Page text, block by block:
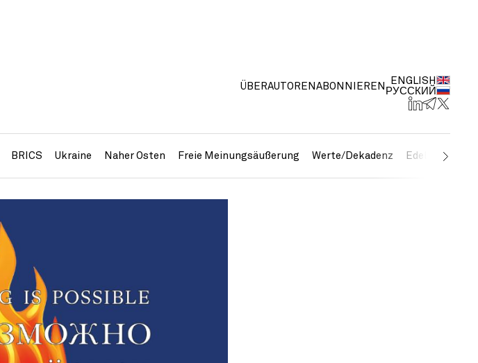
ÜBERAUTOREN ABONNIEREN
ENGLISH
РУССКИЙ
BRICS Ukraine Naher Osten Freie Meinungsäußerung Werte/Dekadenz Edelmetalle